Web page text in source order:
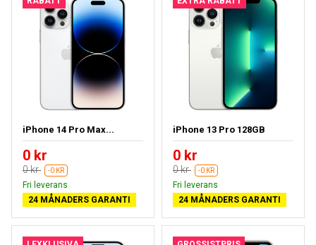
iPhone 14 Pro Max...
0 kr
0 kr -0 KR
Fri leverans
24 MÅNADERS GARANTI
iPhone 13 Pro 128GB
0 kr
0 kr -0 KR
Fri leverans
24 MÅNADERS GARANTI